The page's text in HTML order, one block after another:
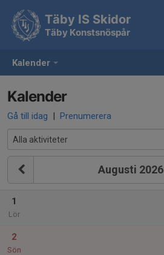
Kalender
Täby IS Skidor
Täby Konstsnöspår
Kalender
Gå till idag | Prenumerera
Augusti 2026
1
Lör
2
Sön